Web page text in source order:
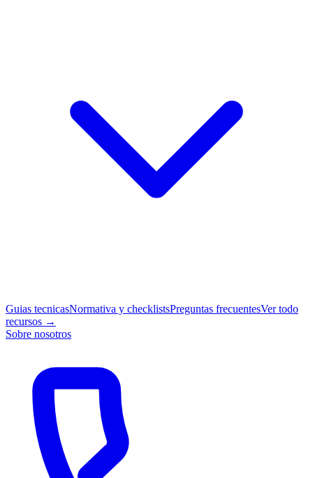
Guias tecnicasNormativa y checklistsPreguntas frecuentesVer todo
recursos →
Sobre nosotros